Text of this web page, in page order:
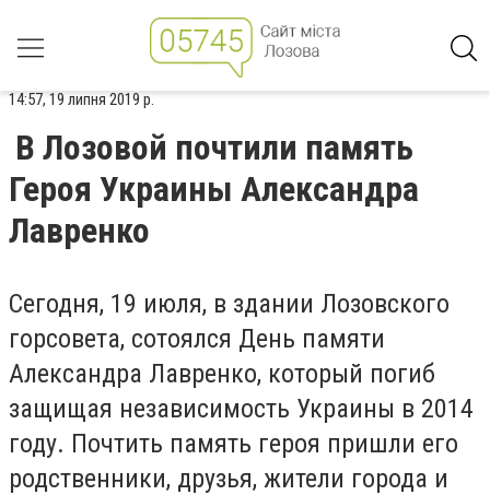
14:57, 19 липня 2019 р.
В Лозовой почтили память
Героя Украины Александра
Лавренко
Сегодня, 19 июля, в здании Лозовского
горсовета, сотоялся День памяти
Александра Лавренко, который погиб
защищая независимость Украины в 2014
году. Почтить память героя пришли его
родственники, друзья, жители города и